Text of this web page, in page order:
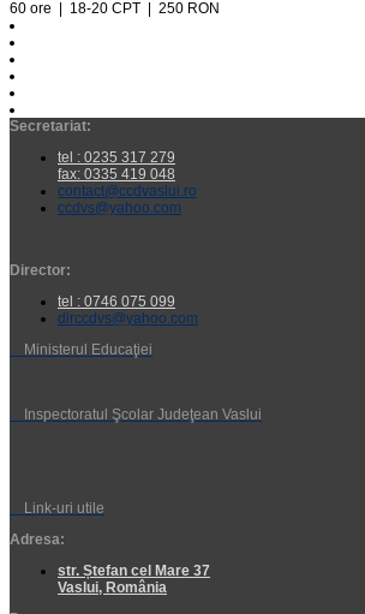
60 ore | 18-20 CPT | 250 RON
Secretariat:
tel : 0235 317 279
fax: 0335 419 048
contact@ccdvaslui.ro
ccdvs@yahoo.com
Director:
tel : 0746 075 099
dirccdvs@yahoo.com
Ministerul Educaţiei
Inspectoratul Şcolar Judeţean Vaslui
Link-uri utile
Adresa:
str. Ștefan cel Mare 37
Vaslui, România